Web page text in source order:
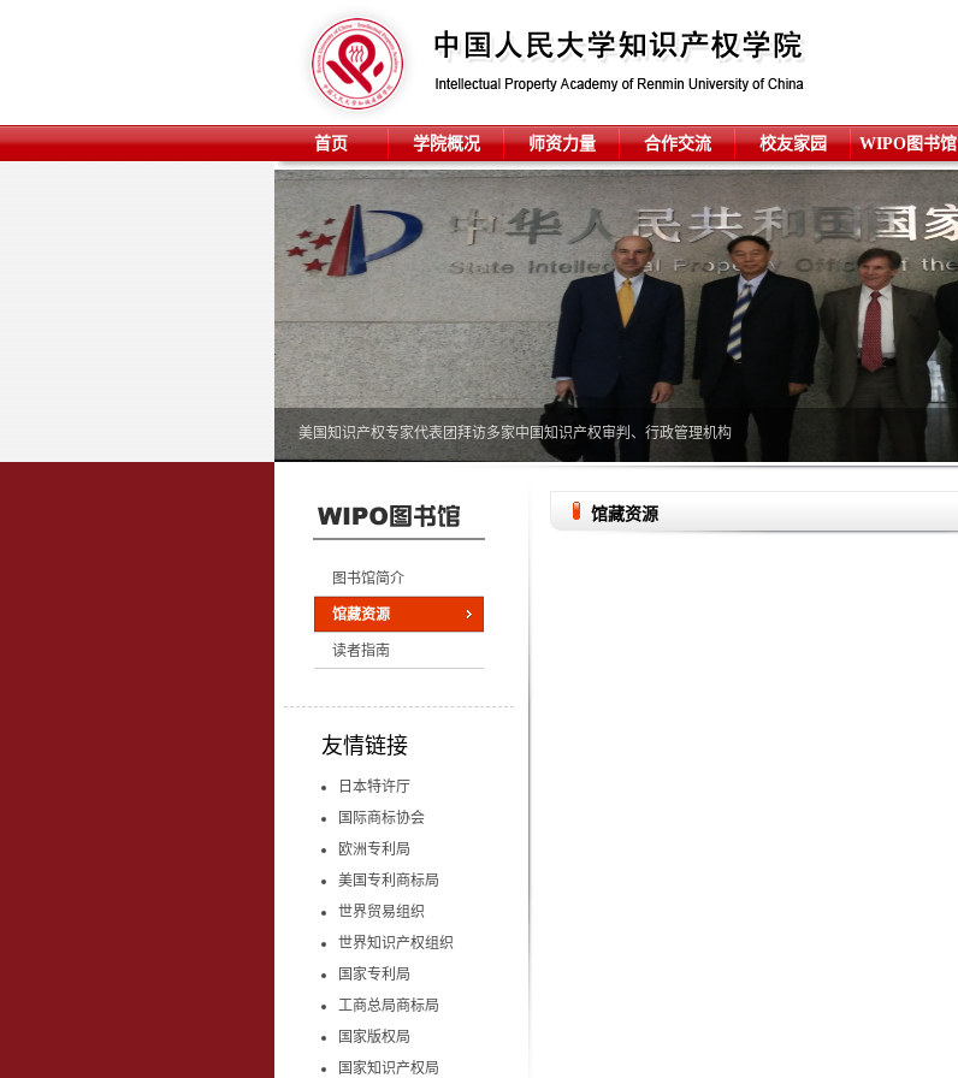
首页 学院概况 师资力量 合作交流 校友家园 WIPO图书馆
美国知识产权专家代表团拜访多家中国知识产权审判、行政管理机构
图书馆简介
馆藏资源
读者指南
友情链接
日本特许厅
国际商标协会
欧洲专利局
美国专利商标局
世界贸易组织
世界知识产权组织
国家专利局
工商总局商标局
国家版权局
国家知识产权局
馆藏资源